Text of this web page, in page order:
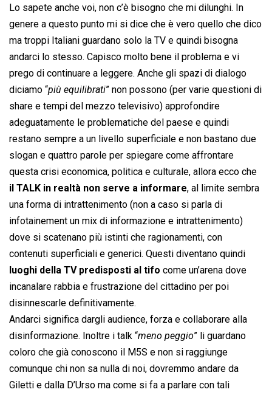
Lo sapete anche voi, non c’è bisogno che mi dilunghi. In
genere a questo punto mi si dice che è vero quello che dico
ma troppi Italiani guardano solo la TV e quindi bisogna
andarci lo stesso. Capisco molto bene il problema e vi
prego di continuare a leggere. Anche gli spazi di dialogo
diciamo “più equilibrati” non possono (per varie questioni di
share e tempi del mezzo televisivo) approfondire
adeguatamente le problematiche del paese e quindi
restano sempre a un livello superficiale e non bastano due
slogan e quattro parole per spiegare come affrontare
questa crisi economica, politica e culturale, allora ecco che
il TALK in realtà non serve a informare, al limite sembra
una forma di intrattenimento (non a caso si parla di
infotainement un mix di informazione e intrattenimento)
dove si scatenano più istinti che ragionamenti, con
contenuti superficiali e generici. Questi diventano quindi
luoghi della TV predisposti al tifo come un’arena dove
incanalare rabbia e frustrazione del cittadino per poi
disinnescarle definitivamente.
Andarci significa dargli audience, forza e collaborare alla
disinformazione. Inoltre i talk “meno peggio” li guardano
coloro che già conoscono il M5S e non si raggiunge
comunque chi non sa nulla di noi, dovremmo andare da
Giletti e dalla D’Urso ma come si fa a parlare con tali